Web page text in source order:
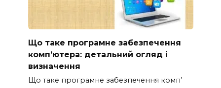
Що таке програмне забезпечення
комп’ютера: детальний огляд і
визначення
Що таке програмне забезпечення комп’